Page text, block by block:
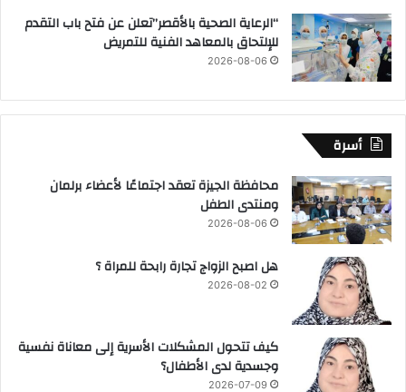
“الرعاية الصحية بالأقصر”تعلن عن فتح باب التقدم
للإلتحاق بالمعاهد الفنية للتمريض
2026-08-06
أسرة
محافظة الجيزة تعقد اجتماعًا لأعضاء برلمان
ومنتدى الطفل
2026-08-06
هل اصبح الزواج تجارة رابحة للمراة ؟
2026-08-02
كيف تتحول المشكلات الأسرية إلى معاناة نفسية
وجسدية لدى الأطفال؟
2026-07-09